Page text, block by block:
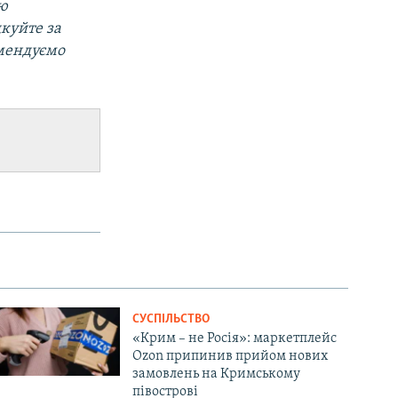
за
СУСПІЛЬСТВО
«Крим – не Росія»: маркетплейс
Ozon припинив прийом нових
замовлень на Кримському
півострові